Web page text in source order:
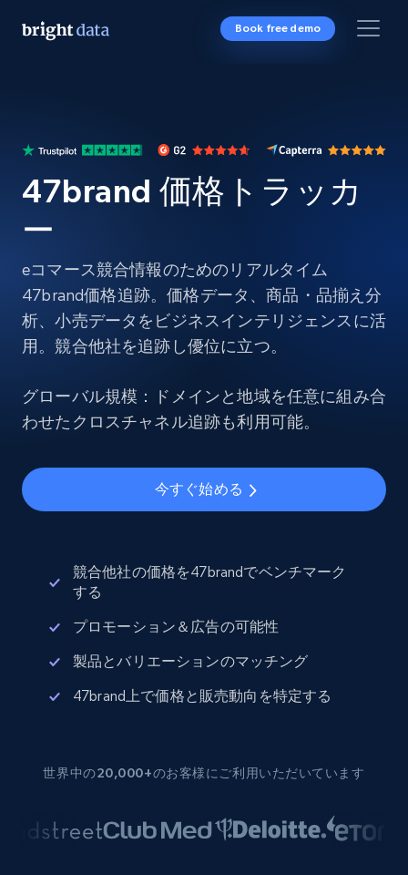
Book free demo
47brand 価格トラッカ
ー
eコマース競合情報のためのリアルタイム
47brand価格追跡。価格データ、商品・品揃え分
析、小売データをビジネスインテリジェンスに活
用。競合他社を追跡し優位に立つ。
グローバル規模：ドメインと地域を任意に組み合
わせたクロスチャネル追跡も利用可能。
今すぐ始める
競合他社の価格を47brandでベンチマーク
する
プロモーション＆広告の可能性
製品とバリエーションのマッチング
47brand上で価格と販売動向を特定する
世界中の20,000+のお客様にご利用いただいています